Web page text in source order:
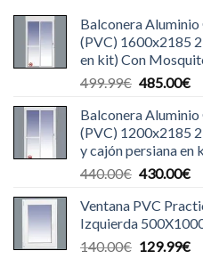
Balconera
(PVC) 1600x2185
en kit) Con
499.99€ El
original
era:
499.99€.
485.00€El
Balconera
(PVC) 1200x2185
y cajón persiana en
440.00€ El
original
era:
440.00€.
430.00€El
Ventana PVC
Izquierda
140.00€ El
129.99€El